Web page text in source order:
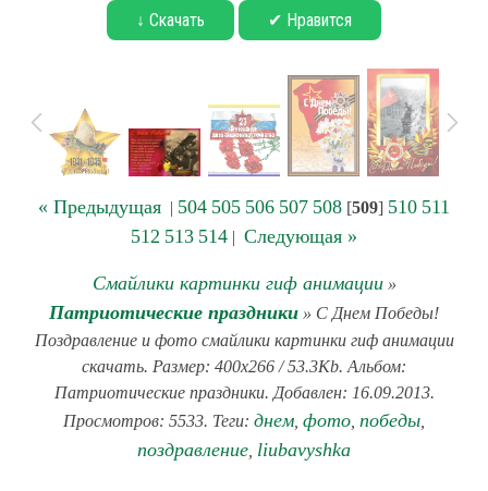
↓ Скачать ✔ Нравится
« Предыдущая | 504 505 506 507 508 [509] 510 511
512 513 514 | Следующая »
Смайлики картинки гиф анимации»
Патриотические праздники » С Днем Победы!
Поздравление и фото смайлики картинки гиф анимации
скачать. Размер: 400x266 / 53.3Kb. Альбом:
Патриотические праздники. Добавлен: 16.09.2013.
Просмотров: 5533. Теги: днем фото победы
поздравление liubavyshka